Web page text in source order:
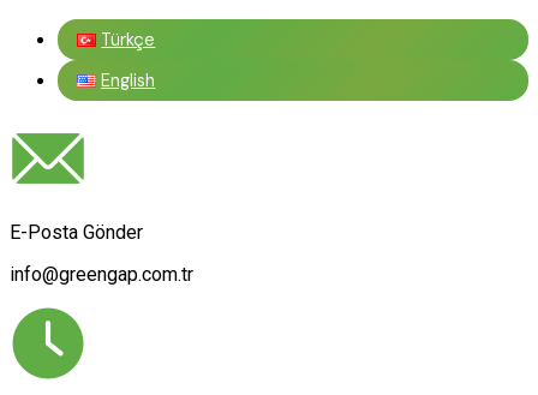
Türkçe
English
E-Posta Gönder
info@greengap.com.tr